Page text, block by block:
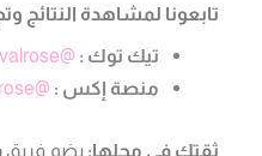
تابعونا لمشاهدة النتائج
تيك توك : @revalrose
منصة إكس : @reval_rose
ثقتكِ في محلها: يضم فريق